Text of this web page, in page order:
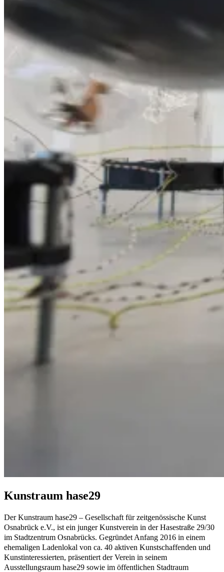
Kunstraum hase29
Der Kunstraum hase29 – Gesellschaft für zeitgenössische Kunst
Osnabrück e.V., ist ein junger Kunstverein in der Hasestraße 29/30
im Stadtzentrum Osnabrücks. Gegründet Anfang 2016 in einem
ehemaligen Ladenlokal von ca. 40 aktiven Kunstschaffenden und
Kunstinteressierten, präsentiert der Verein in seinem
Ausstellungsraum hase29 sowie im öffentlichen Stadtraum